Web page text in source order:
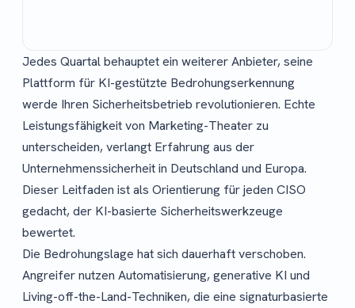
Jedes Quartal behauptet ein weiterer Anbieter, seine
Plattform für KI-gestützte Bedrohungserkennung
werde Ihren Sicherheitsbetrieb revolutionieren. Echte
Leistungsfähigkeit von Marketing-Theater zu
unterscheiden, verlangt Erfahrung aus der
Unternehmenssicherheit in Deutschland und Europa.
Dieser Leitfaden ist als Orientierung für jeden CISO
gedacht, der KI-basierte Sicherheitswerkzeuge
bewertet.
Die Bedrohungslage hat sich dauerhaft verschoben.
Angreifer nutzen Automatisierung, generative KI und
Living-off-the-Land-Techniken, die eine signaturbasierte